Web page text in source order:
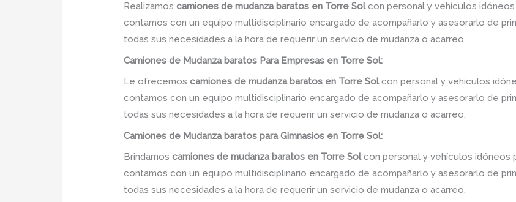
Realizamoscamiones de mudanza baratos en Torre Solcon personal y vehículos
contamos con un equipo multidisciplinario encargado de acompañarlo y asesorarlo de
todas sus necesidades a la hora de requerir un servicio de mudanza o acarreo.
Camiones de Mudanza baratos Para Empresas en Torre Sol:
Le ofrecemoscamiones de mudanza baratos en Torre Solcon personal y vehículos
contamos con un equipo multidisciplinario encargado de acompañarlo y asesorarlo de
todas sus necesidades a la hora de requerir un servicio de mudanza o acarreo.
Camiones de Mudanza baratos para Gimnasios en Torre Sol:
Brindamoscamiones de mudanza baratos en Torre Solcon personal y vehículos idóneos
contamos con un equipo multidisciplinario encargado de acompañarlo y asesorarlo de
todas sus necesidades a la hora de requerir un servicio de mudanza o acarreo.